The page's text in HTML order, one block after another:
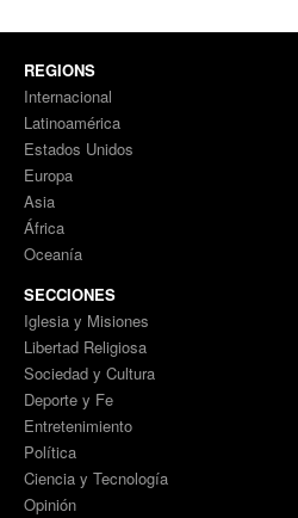
REGIONS
Internacional
Latinoamérica
Estados Unidos
Europa
Asia
África
Oceanía
SECCIONES
Iglesia y Misiones
Libertad Religiosa
Sociedad y Cultura
Deporte y Fe
Entretenimiento
Política
Ciencia y Tecnología
Opinión